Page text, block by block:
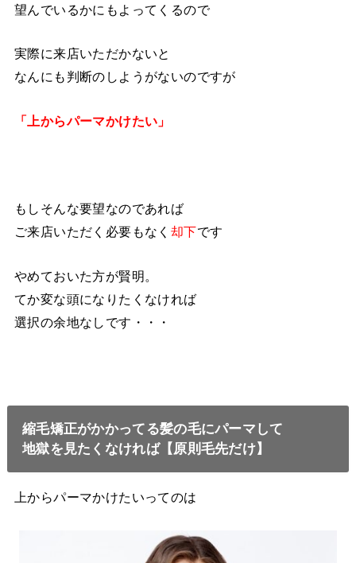
望んでいるかにもよってくるので
実際に来店いただかないと
なんにも判断のしようがないのですが
「上からパーマかけたい」
もしそんな要望なのであれば
ご来店いただく必要もなく 却下です
やめておいた方が賢明。
てか変な頭になりたくなければ
選択の余地なしです・・・
縮毛矯正がかかってる髪の毛にパーマして
地獄を見たくなければ【原則毛先だけ】
上からパーマかけたいってのは